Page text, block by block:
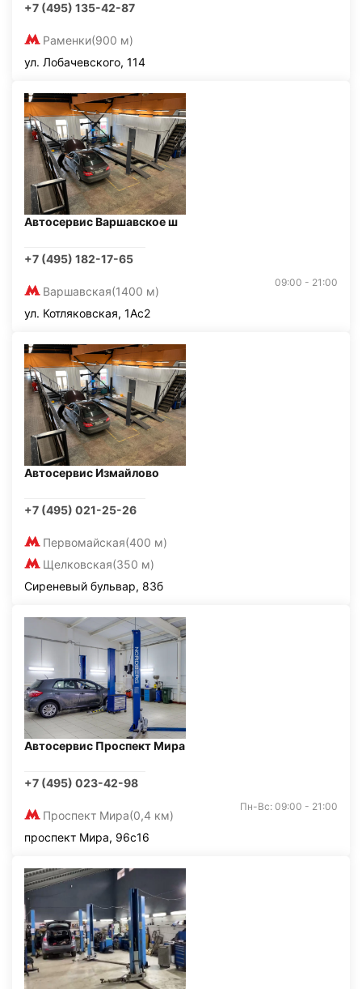
+7 (495) 135-42-87
Раменки(900 м)
ул. Лобачевского, 114
Автосервис Варшавское ш
+7 (495) 182-17-65
Варшавская(1400 м)
09:00 - 21:00
ул. Котляковская, 1Ас2
Автосервис Измайлово
+7 (495) 021-25-26
Первомайская(400 м)
Щелковская(350 м)
Сиреневый бульвар, 83б
Автосервис Проспект Мира
+7 (495) 023-42-98
Проспект Мира(0,4 км)
Пн-Вс: 09:00 - 21:00
проспект Мира, 96с16